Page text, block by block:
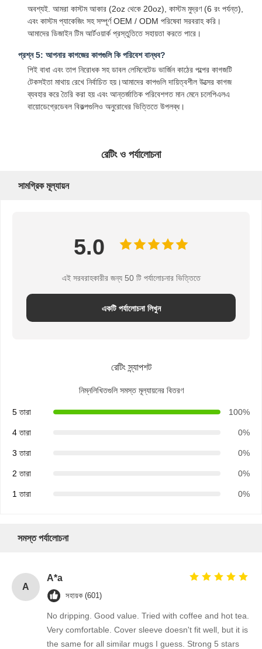
গুণগত মান নিয়ন্ত্রণ যোগাযোগ করুন খবর মামলা
এখন চ্যাট করুন
এককালীন কাগজের বাটি
হ্যান্ডেল সহ কাগজের ব্যাগ
টেকআউট ফুড বক্স
প্লাস্টিকের একবার ব্যবহারযোগ্য কাপ
মুদ্রিত কাগজের ন্যাপকিন
ডেলী র‍্যাপ পেপার
অবশ্যই. আমরা কাস্টম আকার (2oz থেকে 20oz), কাস্টম মুদ্রণ (6 রং পর্যন্ত),
এবং কাস্টম প্যাকেজিং সহ সম্পূর্ণ OEM / ODM পরিষেবা সরবরাহ করি।
আমাদের ডিজাইন টিম আর্টওয়ার্ক প্রস্তুতিতে সহায়তা করতে পারে।
প্রশ্ন 5: আপনার কাগজের কাপগুলি কি পরিবেশ বান্ধব?
পিই বাধা এবং তাপ নিরোধক সহ ডাবল লেমিনেটেড ভার্জিন কাঠের পল্পের কাগজটি
টেকসইতা মাথায় রেখে নির্বাচিত হয়।আমাদের কাপগুলি দায়িত্বশীল উত্সের কাগজ
ব্যবহার করে তৈরি করা হয় এবং আন্তর্জাতিক পরিবেশগত মান মেনে চলেপিএলএ
বায়োডেগ্রেডেবল বিকল্পগুলিও অনুরোধের ভিত্তিতে উপলব্ধ।
রেটিং ও পর্যালোচনা
সামগ্রিক মূল্যায়ন
5.0
এই সরবরাহকারীর জন্য 50 টি পর্যালোচনার ভিত্তিতে
একটি পর্যালোচনা লিখুন
রেটিং স্ন্যাপশট
নিম্নলিখিতগুলি সমস্ত মূল্যায়নের বিতরণ
5 তারা 100%
4 তারা 0%
3 তারা 0%
2 তারা 0%
1 তারা 0%
সমস্ত পর্যালোচনা
A
A*a
সহায়ক (601)
No dripping. Good value. Tried with coffee and hot tea.
Very comfortable. Cover sleeve doesn't fit well, but it is
the same for all similar mugs I guess. Strong 5 stars